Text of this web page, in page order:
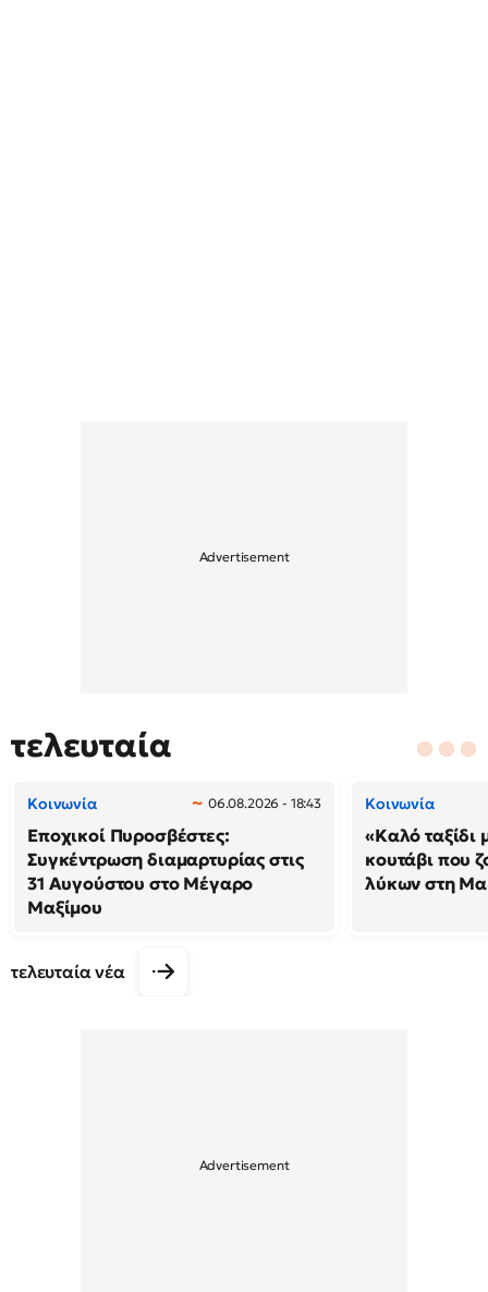
τελευταία
Κοινωνία 06.08.2026 - 18:43
Εποχικοί Πυροσβέστες:
Συγκέντρωση διαμαρτυρίας στις
31 Αυγούστου στο Μέγαρο
Μαξίμου
Κοινωνία
«Καλό ταξίδι
κουτάβι που
λύκων στη
τελευταία νέα